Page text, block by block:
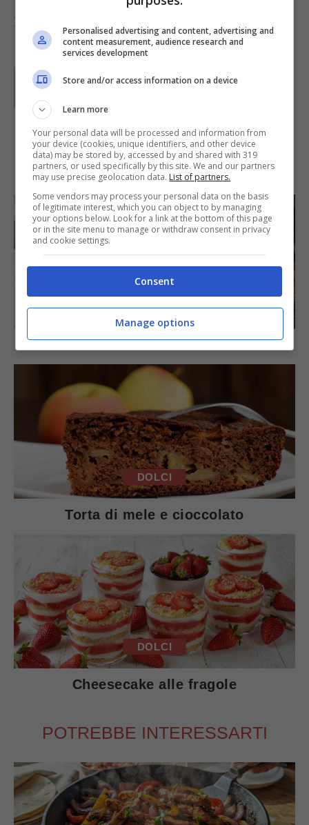
Foto di
Giornalista poliedrica scrivo per il web dal 2008. Sono
divido il tempo libero tra musica, cinema e fumetti
IN PRIMO PIANO
SECONDI PIATTI
Arista di maiale al latte
DOLCI
Torta di mele e cioccolato
DOLCI
Cheesecake alle fragole
POTREBBE INTERESSARTI
Personalised advertising and content, advertising and
content measurement, audience research and
services development
Store and/or access information on a device
Learn more
Your personal data will be processed and information from
your device (cookies, unique identifiers, and other device
data) may be stored by, accessed by and shared with 319
partners, or used specifically by this site. We and our partners
may use precise geolocation data. List of partners.
Some vendors may process your personal data on the basis
of legitimate interest, which you can object to by managing
your options below. Look for a link at the bottom of this page
or in the site menu to manage or withdraw consent in privacy
and cookie settings.
Consent
Manage options